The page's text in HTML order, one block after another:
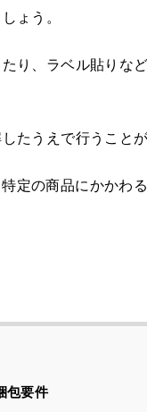
ょう。
り、ラベル貼りな
たうえで行うことが
定の商品にかかわ
包要件